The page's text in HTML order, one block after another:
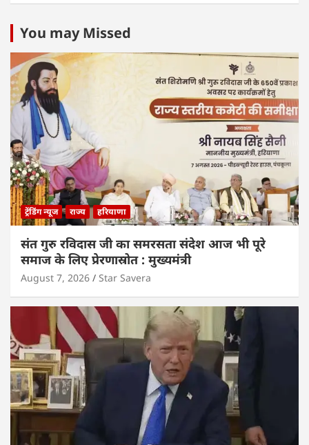
You may Missed
ट्रेंडिंग न्यूज राज्य हरियाणा
संत गुरु रविदास जी का समरसता संदेश आज भी पूरे
समाज के लिए प्रेरणास्रोत : मुख्यमंत्री
August 7, 2026 Star Savera